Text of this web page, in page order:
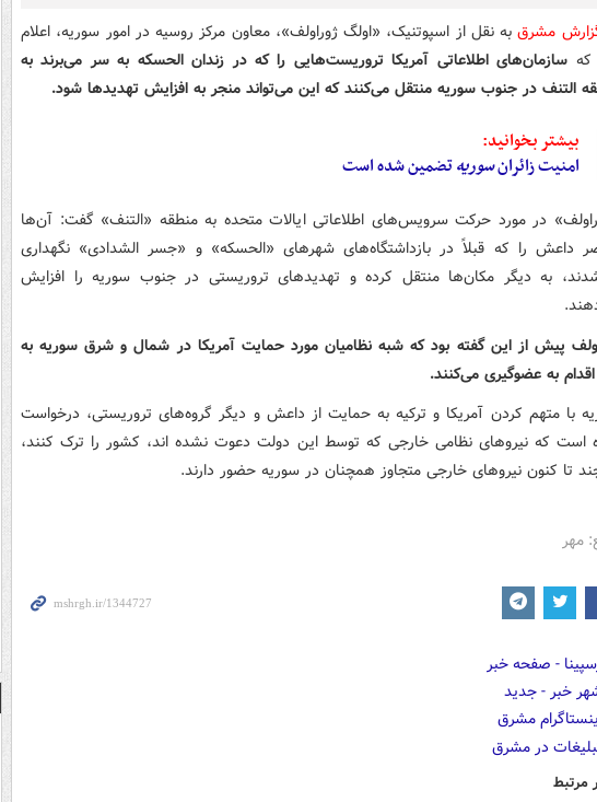
مشرق به نقل از اسپوتنیک، «اولگ ژوراولف»، معاون مرکز روسیه در امور سوریه، اعلام
که سازمان‌های اطلاعاتی آمریکا تروریست‌هایی را که در زندان الحسکه به سر می‌برند به
التنف در جنوب سوریه منتقل می‌کنند که این می‌تواند منجر به افزایش تهدیدها شود.
بیشتر بخوانید:
امنیت زائرانسوریهتضمین شده است
در مورد حرکت سرویس‌های اطلاعاتی ایالات متحده به منطقه «التنف» گفت: آن‌ها
داعش را که قبلاً در بازداشتگاه‌های شهرهای «الحسکه» و «جسر الشدادی» نگهداری
به دیگر مکان‌ها منتقل کرده و تهدیدهای تروریستی در جنوب سوریه را افزایش
پیش از این گفته بود که شبه نظامیان مورد حمایت آمریکا در شمال و شرق سوریه به
به عضوگیری می‌کنند.
با متهم کردن آمریکا و ترکیه به حمایت از داعش و دیگر گروه‌های تروریستی، درخواست
است که نیروهای نظامی خارجی که توسط این دولت دعوت نشده اند، کشور را ترک کنند،
تا کنون نیروهای خارجی متجاوز همچنان در سوریه حضور دارند.
مهر
مرتبط